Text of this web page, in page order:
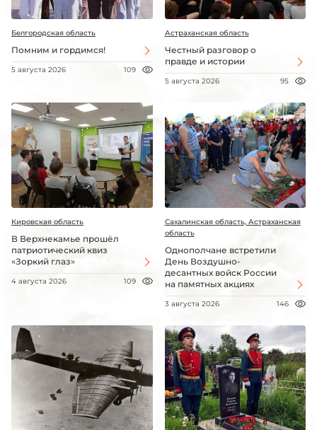
Белгородская область
Помним и гордимся!
5 августа 2026 109
Астраханская область
Честный разговор о
правде и истории
5 августа 2026 95
Кировская область
В Верхнекамье прошёл
патриотический квиз
«Зоркий глаз»
4 августа 2026 109
Сахалинская область, Астраханская
область
Однополчане встретили
День Воздушно-
десантных войск России
на памятных акциях
3 августа 2026 146